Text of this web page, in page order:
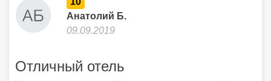
Интернет в номере такой себе, в баре получше. Пляж
очень понравился, много лежаков для загара, море чистое,
никакой музыки и катаний катеров. Персонал
апартаменты студия, все новое, свежее, чистое.